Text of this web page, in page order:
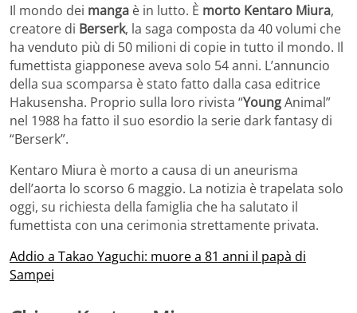
Il mondo dei manga è in lutto. È morto Kentaro Miura,
creatore di Berserk, la saga composta da 40 volumi che
ha venduto più di 50 milioni di copie in tutto il mondo. Il
fumettista giapponese aveva solo 54 anni. L’annuncio
della sua scomparsa è stato fatto dalla casa editrice
Hakusensha. Proprio sulla loro rivista “YoungAnimal”
nel 1988 ha fatto il suo esordio la serie dark fantasy di
“Berserk”.
Kentaro Miura è morto a causa di un aneurisma
dell’aorta lo scorso 6 maggio. La notizia è trapelata solo
oggi, su richiesta della famiglia che ha salutato il
fumettista con una cerimonia strettamente privata.
Addio a Takao Yaguchi: muore a 81 anni il papà di
Sampei